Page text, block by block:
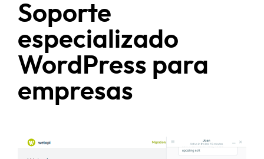
Soporte
especializado
WordPress para
empresas